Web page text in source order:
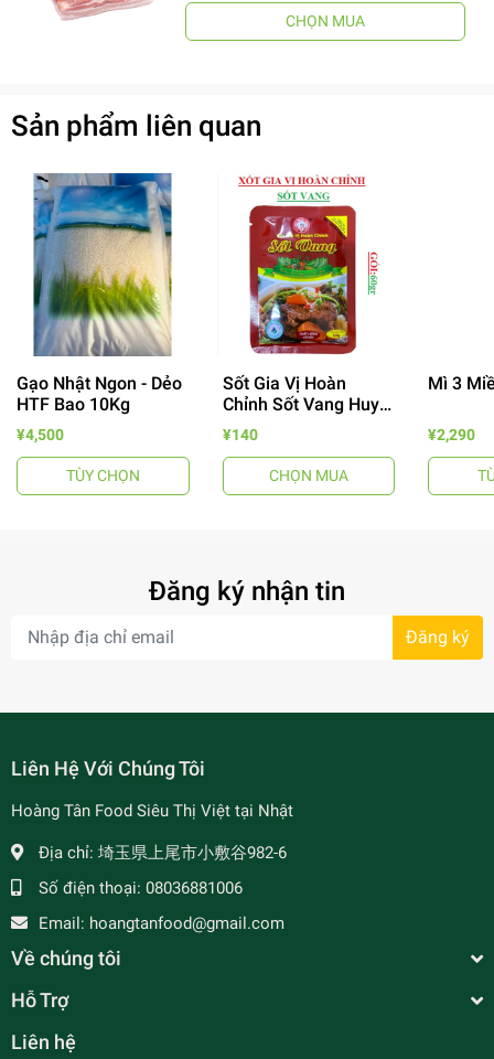
- 64%
CHỌN MUA
Sản phẩm liên quan
Gạo Nhật Ngon - Dẻo
HTF Bao 10Kg
¥4,500
TÙY CHỌN
Sốt Gia Vị Hoàn
Chỉnh Sốt Vang Huy
Tuấn
¥140
CHỌN MUA
Mì 3
¥2,290
Đăng ký nhận tin
Đăng ký
Liên Hệ Với Chúng Tôi
Hoàng Tân Food Siêu Thị Việt tại Nhật
Địa chỉ: 埼玉県上尾市小敷谷982-6
Số điện thoại: 08036881006
Email: hoangtanfood@gmail.com
Về chúng tôi
Hỗ Trợ
Liên hệ